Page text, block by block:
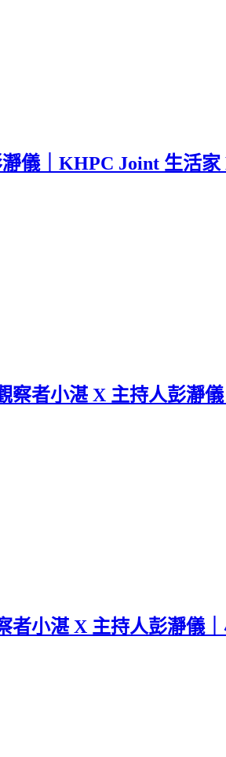
儀｜KHPC Joint 生活家
者小湛 X 主持人彭瀞
小湛 X 主持人彭瀞儀